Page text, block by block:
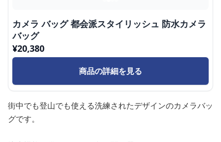
カメラ バッグ 都会派スタイリッシュ 防水カメラ
バッグ
¥20,380
商品の詳細を見る
街中でも登山でも使える洗練されたデザインのカメラバッ
グです。